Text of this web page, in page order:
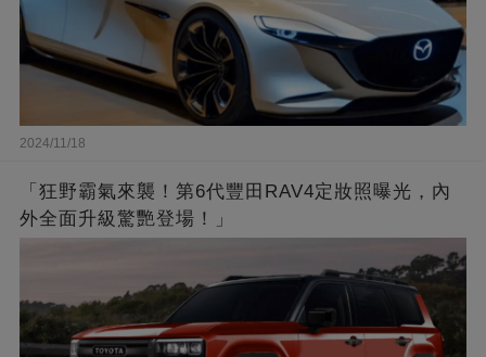
2024/11/18
「狂野霸氣來襲！第6代豐田RAV4定妝照曝光，內
外全面升級驚艷登場！」